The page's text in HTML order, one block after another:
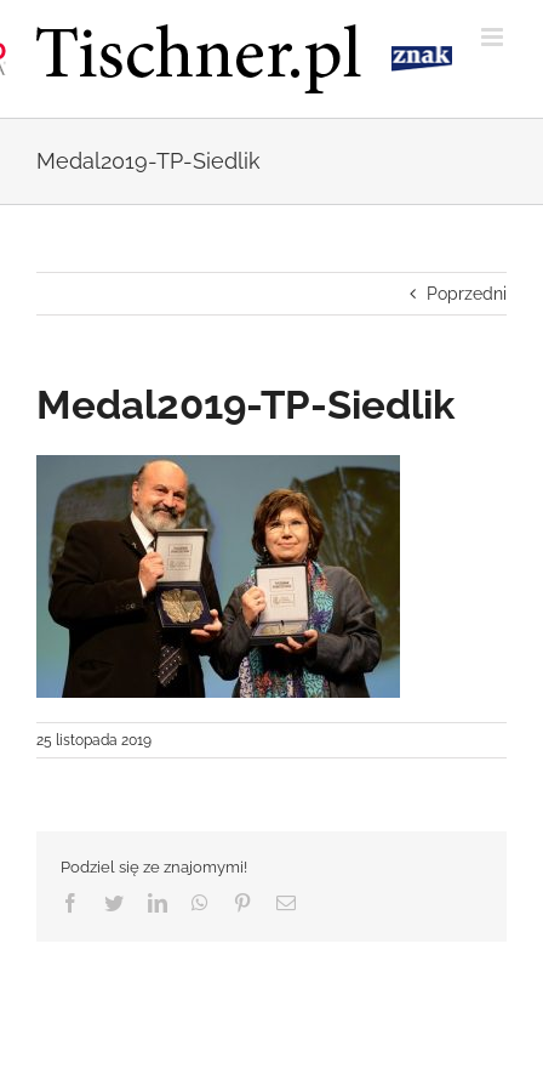
zawartości
Medal2019-TP-Siedlik
Poprzedni
Medal2019-TP-Siedlik
25 listopada 2019
Podziel się ze znajomymi!
Facebook
TwitterLinkedInWhatsApp
PinterestEmail